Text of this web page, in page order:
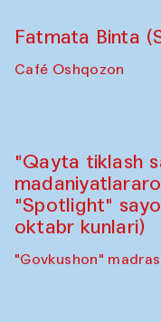
Fatmata Binta
Café Oshqozon
"Qayta tiklash
"Spotlight"
oktabr kunlari)
"Govkushon"